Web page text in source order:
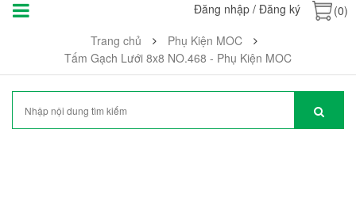
Đăng nhập / Đăng ký
(0)
Trang chủ
Phụ Kiện MOC
Tấm Gạch Lưới 8x8 NO.468 - Phụ Kiện MOC